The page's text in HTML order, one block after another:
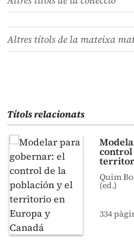
Altres títols de la mateixa
Títols relacionats
control
Quim
(ed.)
334